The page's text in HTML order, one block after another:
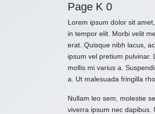
Page K 0
Lorem ipsum dolor sit
in tempor elit. Morbi velit
erat. Quisque nibh lacus,
ipsum vel pretium pulvinar.
mollis mi varius a.
a. Ut malesuada fringilla
Nullam leo sem, molestie
viverra ipsum nec dapibus.